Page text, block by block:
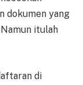
dokumen yang
itulah
di